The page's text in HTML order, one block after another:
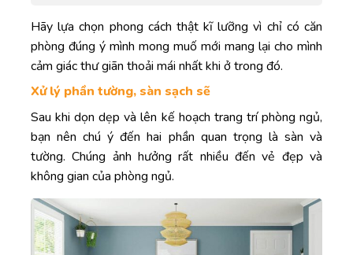
Hãy lựa chọn phong cách thật kĩ lưỡng vì chỉ có căn
phòng đúng ý mình mong muố mới mang lại cho mình
cảm giác thư giãn thoải mái nhất khi ở trong đó.
Xử lý phần tường, sàn sạch sẽ
Sau khi dọn dẹp và lên kế hoạch trang trí phòng ngủ,
bạn nên chú ý đến hai phần quan trọng là sàn và
tường. Chúng ảnh hưởng rất nhiều đến vẻ đẹp và
không gian của phòng ngủ.